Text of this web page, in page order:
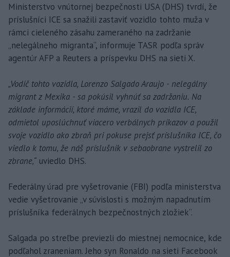
Ministerstvo vnútornej bezpečnosti USA (DHS) tvrdí, že
príslušníci ICE sa snažili zastaviť vozidlo tohto muža v
rámci cieleného zásahu zameraného na zadržanie
„nelegálneho migranta“, informuje TASR podľa správ
agentúr AFP a Reuters a príspevku DHS na sieti X.
„Vodič tohto vozidla, Lorenzo Salgado Araujo - nelegálny
migrant z Mexika - sa pokúsil vyhnúť sa zadržaniu. Na
základe informácií, ktoré máme, vrazil do vozidla ICE,
odmietol uposlúchnuť viacero verbálnych príkazov a použil
svoje vozidlo ako zbraň pri pokuse prejsť príslušníka ICE, čo
viedlo k tomu, že náš príslušník v sebaobrane vystrelil zo
zbrane,“ uviedlo DHS.
Federálny úrad pre vyšetrovanie (FBI) podľa ministerstva
vedie vyšetrovanie „v súvislosti s možným napadnutím
príslušníka federálnych bezpečnostných zložiek“.
Salgada po streľbe previezli do miestnej nemocnice, kde
podľahol zraneniam. Jeho syn Ronaldo na sieti Facebook